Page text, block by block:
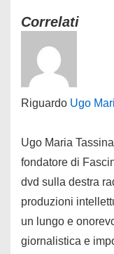
Correlati
Riguardo Ugo
Ugo Maria
fondatore di
dvd sulla destra
produzioni
un lungo e
giornalistica e